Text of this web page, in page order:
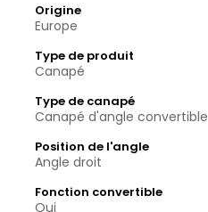
Origine
Europe
Type de produit
Canapé
Type de canapé
Canapé d'angle convertible
Position de l'angle
Angle droit
Fonction convertible
Oui